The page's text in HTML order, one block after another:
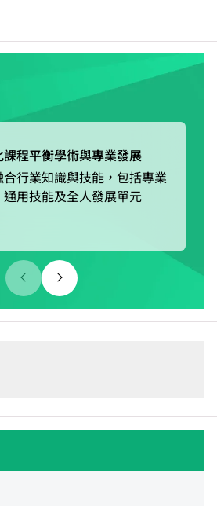
年，課程通過本地評審，畢業生可
身業界，亦可繼續進修，取得更高學
生更可選擇參加「學徒訓練計劃」下
計劃，以「邊學邊賺」的模式接受
課程平衡學術與專業發展
合行業知識與技能，包括專業
通用技能及全人發展單元